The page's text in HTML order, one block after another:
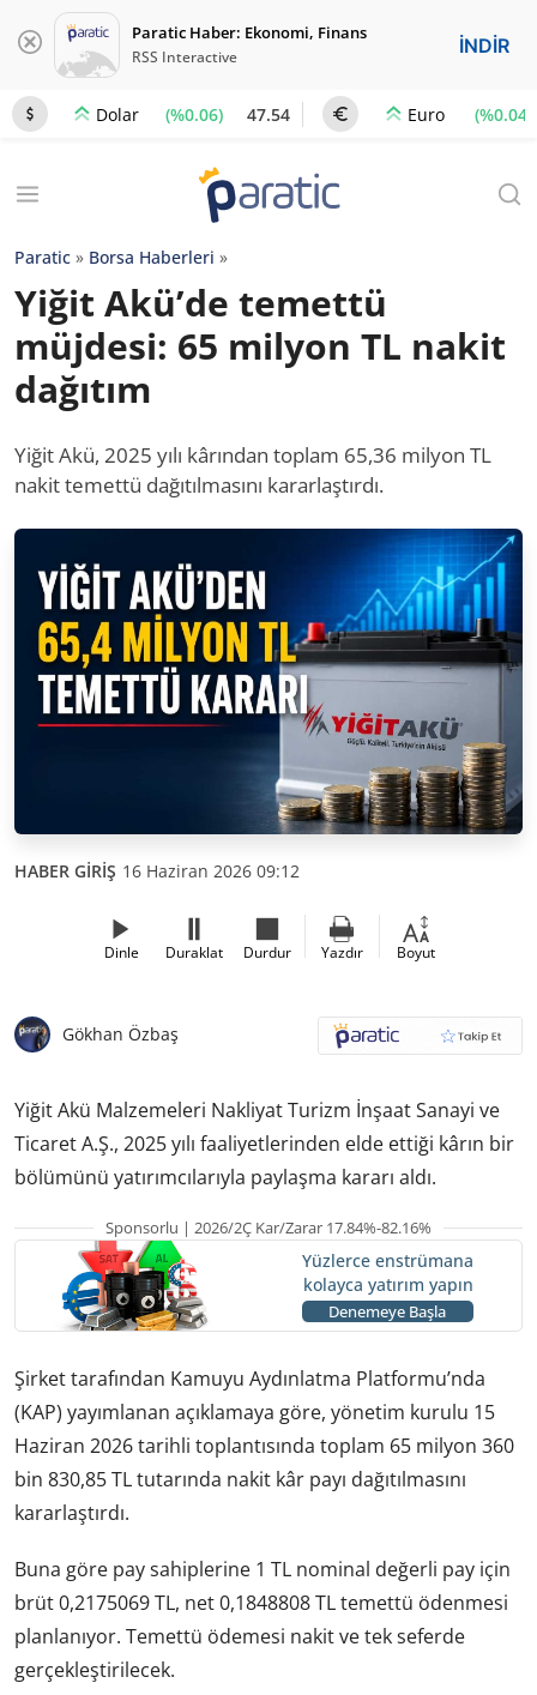
Paratic Haber: Ekonomi, Finans
RSS Interactive İNDİR
Dolar (%0.06) 47.54 Euro (%0.04)
Paratic » Borsa Haberleri »
Yiğit Akü’de temettü
müjdesi: 65 milyon TL nakit
dağıtım
Yiğit Akü, 2025 yılı kârından toplam 65,36 milyon TL
nakit temettü dağıtılmasını kararlaştırdı.
HABER GİRİŞ 16 Haziran 2026 09:12
Dinle Duraklat Durdur Yazdır Boyut
Gökhan Özbaş
Yiğit Akü Malzemeleri Nakliyat Turizm İnşaat Sanayi ve
Ticaret A.Ş., 2025 yılı faaliyetlerinden elde ettiği kârın bir
bölümünü yatırımcılarıyla paylaşma kararı aldı.
Sponsorlu | 2026/2Ç Kar/Zarar 17.84%-82.16%
Yüzlerce enstrümana
kolayca yatırım yapın
Denemeye Başla
Şirket tarafından Kamuyu Aydınlatma Platformu’nda
(KAP) yayımlanan açıklamaya göre, yönetim kurulu 15
Haziran 2026 tarihli toplantısında toplam 65 milyon 360
bin 830,85 TL tutarında nakit kâr payı dağıtılmasını
kararlaştırdı.
Buna göre pay sahiplerine 1 TL nominal değerli pay için
brüt 0,2175069 TL, net 0,1848808 TL temettü ödenmesi
planlanıyor. Temettü ödemesi nakit ve tek seferde
gerçekleştirilecek.